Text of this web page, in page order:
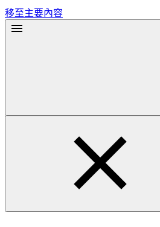
移至主要內容